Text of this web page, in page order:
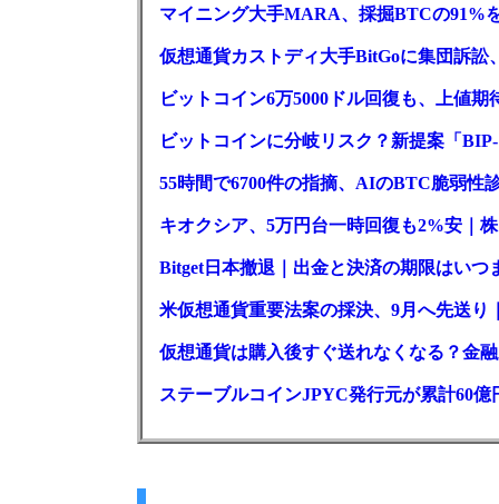
マイニング大手MARA、採掘BTCの91%
仮想通貨カストディ大手BitGoに集団訴訟
ビットコイン6万5000ドル回復も、上値期
ビットコインに分岐リスク？新提案「
55時間で6700件の指摘、AIのBTC脆弱性
キオクシア、5万円台一時回復も2%安｜
Bitget日本撤退｜出金と決済の期限はいつ
米仮想通貨重要法案の採決、9月へ先送り
仮想通貨は購入後すぐ送れなくなる？金
ステーブルコインJPYC発行元が累計60